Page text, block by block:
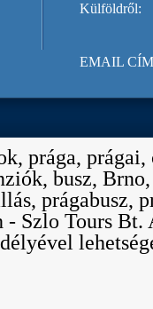
Külföldről:
EMAIL
prága,
busz,
prágabusz,
- Szlo Tours